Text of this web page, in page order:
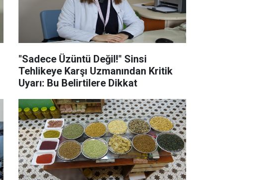
"Sadece Üzüntü Değil!" Sinsi
Tehlikeye Karşı Uzmanından Kritik
Uyarı: Bu Belirtilere Dikkat